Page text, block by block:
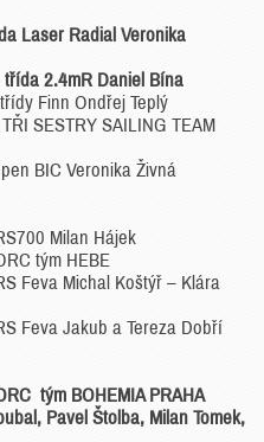
Laser Radial Veronika
2.4mR Daniel Bína
Finn Ondřej Teplý
SESTRY SAILING TEAM
BIC Veronika Živná
Milan Hájek
tým HEBE
Feva Michal Koštýř ­– Klára
Feva Jakub a Tereza Dobří
tým BOHEMIA PRAHA
Pavel Štolba, Milan Tomek,